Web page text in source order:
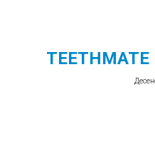
TEETHMATE